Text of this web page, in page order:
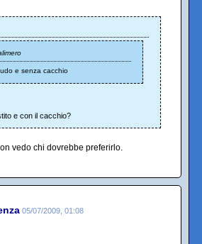
e senza cacchio
e con il cacchio?
vedo chi dovrebbe preferirlo.
05/07/2009, 01:08